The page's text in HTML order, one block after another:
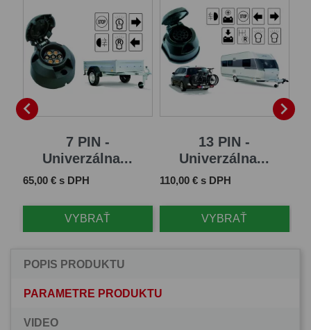

7 PIN -
Univerzálna...
Cena
65,00 € s DPH
VYBRAŤ
13 PIN -
Univerzálna...
Cena
110,00 € s DPH
VYBRAŤ

POPIS PRODUKTU
PARAMETRE PRODUKTU
VIDEO